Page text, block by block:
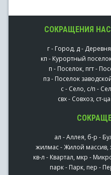
СОКРАЩЕНИЯ
г - Город, д -
кп - Курортный
п - Поселок, пгт -
пз - Поселок
с - Село, с/п -
свх - Совхоз, ст-
ал - Аллея, б-р -
жилмас - Жилой
кв-л - Квартал, мкр -
парк - Парк, пер -